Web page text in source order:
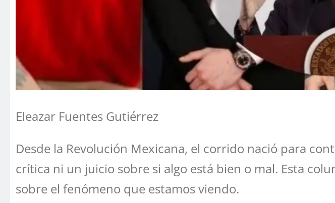
Eleazar Fuentes Gutiérrez
Desde la Revolución Mexicana, el corrido nació para
crítica ni un juicio sobre si algo está bien o mal. Esta
sobre el fenómeno que estamos viendo.